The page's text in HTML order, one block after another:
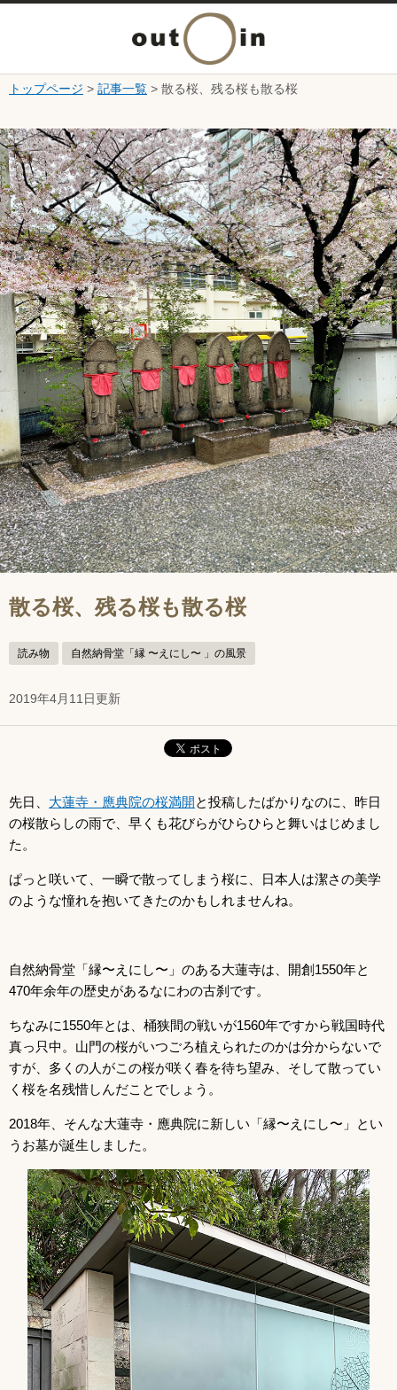
本文へ
ニ
ュ
ー
を
開
く
トップページ > 記事一覧 > 散る桜、残る桜も散る桜
散る桜、残る桜も散る桜
読み物 自然納骨堂「縁 〜えにし〜 」の風景
2019年4月11日更新
先日、 大蓮寺・應典院の桜満開と投稿したばかりなのに、昨日
の桜散らしの雨で、早くも花びらがひらひらと舞いはじめまし
た。
ぱっと咲いて、一瞬で散ってしまう桜に、日本人は潔さの美学
のような憧れを抱いてきたのかもしれませんね。
自然納骨堂「縁〜えにし〜」のある大蓮寺は、開創1550年と
470年余年の歴史があるなにわの古刹です。
ちなみに1550年とは、桶狭間の戦いが1560年ですから戦国時代
真っ只中。山門の桜がいつごろ植えられたのかは分からないで
すが、多くの人がこの桜が咲く春を待ち望み、そして散ってい
く桜を名残惜しんだことでしょう。
2018年、そんな大蓮寺・應典院に新しい「縁〜えにし〜」とい
うお墓が誕生しました。